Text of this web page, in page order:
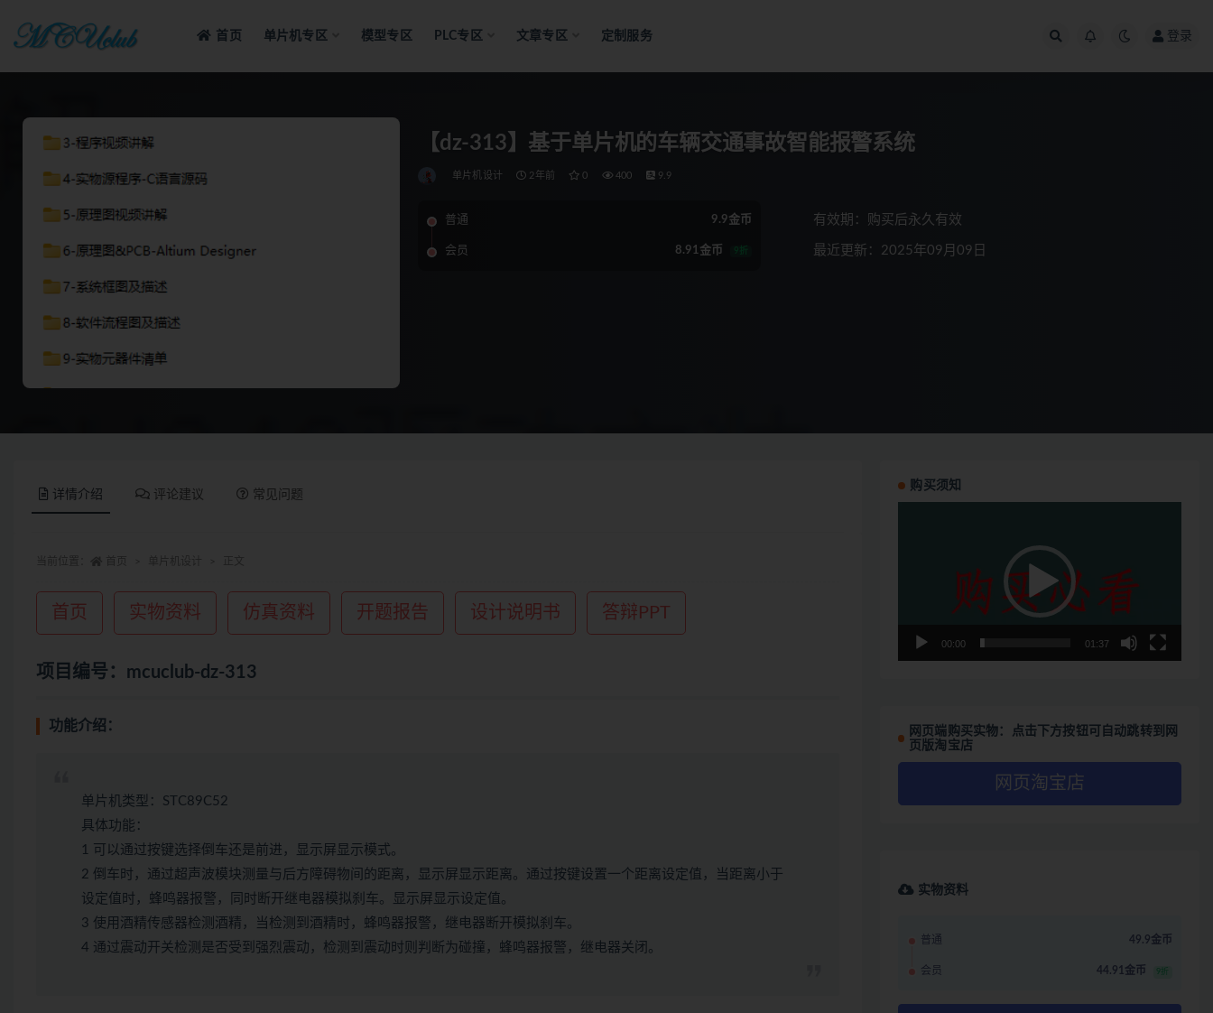
首页 单片机专区 模型专区 PLC专区 文章专区 定制服务 登录
【dz-313】基于单片机的车辆交通事故智能报警系统
单片机设计 2年前 0 400 9.9
普通 9.9金币
会员 8.91金币 9折
有效期：购买后永久有效
最近更新：2025年09月09日
详情介绍 评论建议 常见问题
首页 实物资料 仿真资料 开题报告 设计说明书 答辩PPT
项目编号：mcuclub-dz-313
功能介绍：
单片机类型：STC89C52
具体功能：
1 可以通过按键选择倒车还是前进，显示屏显示模式。
2 倒车时，通过超声波模块测量与后方障碍物间的距离，显示屏显示距离。通过按键设置一个距离设定值，当距离小于
设定值时，蜂鸣器报警，同时断开继电器模拟刹车。显示屏显示设定值。
3 使用酒精传感器检测酒精，当检测到酒精时，蜂鸣器报警，继电器断开模拟刹车。
4 通过震动开关检测是否受到强烈震动，检测到震动时则判断为碰撞，蜂鸣器报警，继电器关闭。
购买须知
00:00 01:37
网页端购买实物：点击下方按钮可自动跳转到网
页版淘宝店
网页淘宝店
实物资料
普通 49.9金币
会员 44.91金币 9折